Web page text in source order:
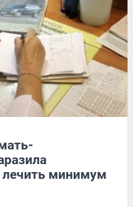
лечить минимум